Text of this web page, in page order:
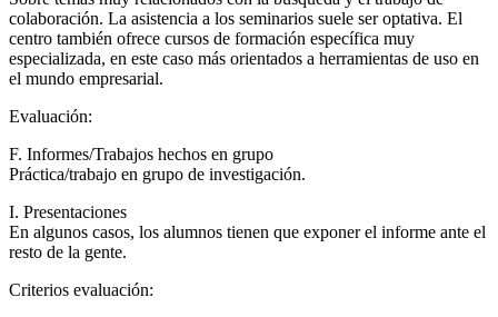
colaboración. La asistencia a los seminarios suele ser optativa. El
centro también ofrece cursos de formación específica muy
especializada, en este caso más orientados a herramientas de uso en
el mundo empresarial.
Evaluación:
F. Informes/Trabajos hechos en grupo
Práctica/trabajo en grupo de investigación.
I. Presentaciones
En algunos casos, los alumnos tienen que exponer el informe ante el
resto de la gente.
Criterios evaluación: